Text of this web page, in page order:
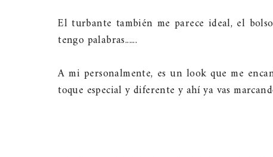
El turbante también me parece ideal, el
tengo palabras......
A mi personalmente, es un look que me
toque especial y diferente y ahí ya vas